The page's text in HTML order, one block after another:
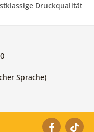
Druckqualität
Sprache)